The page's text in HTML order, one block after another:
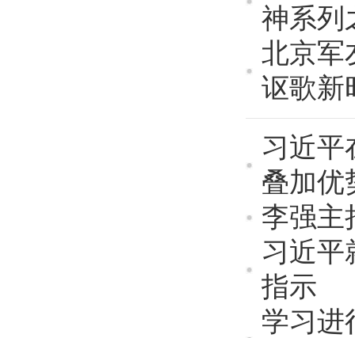
神系列
北京军
讴歌新
习近平
叠加优
李强主
习近平
指示
学习进